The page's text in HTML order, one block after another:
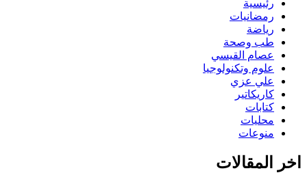
رئيسية
رمضانيات
رياضة
طب وصحة
عصام القيسي
علوم وتكنولوجيا
علي عزي
كاريكاتير
كتابات
محليات
منوعات
اخر المقالات